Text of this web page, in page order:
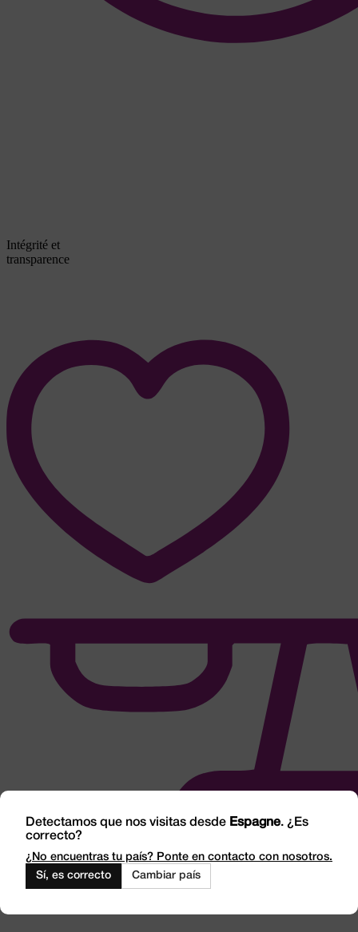
Intégrité et
transparence
Detectamos que nos visitas desde Espagne. ¿Es
correcto?
¿No encuentras tu país? Ponte en contacto con nosotros.
Sí, es correcto
Cambiar país